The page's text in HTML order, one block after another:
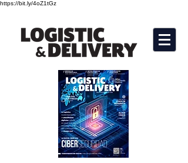
https://bit.ly/4oZ1tGz